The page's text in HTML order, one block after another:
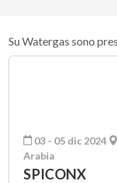
Su Watergas sono
03 - 05 dic 2024
Arabia
SPICONX